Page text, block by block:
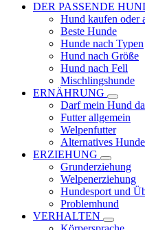
DER PASSENDE
Hund kaufen oder
Beste Hunde
Hunde nach Typen
Hund nach Größe
Hund nach Fell
Mischlingshunde
ERNÄHRUNG
Darf mein Hund
Futter allgemein
Welpenfutter
Alternatives
ERZIEHUNG
Grunderziehung
Welpenerziehung
Hundesport und
Problemhund
VERHALTEN